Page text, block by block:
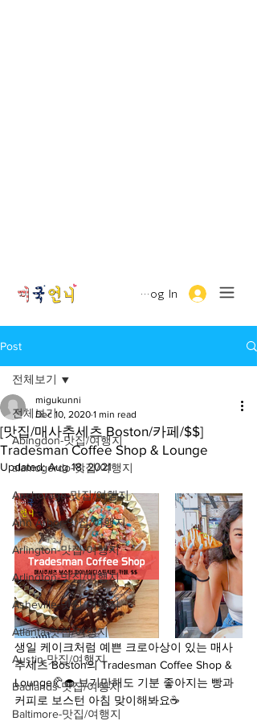
Log In
Post
전체보기
Abingdon-맛집/여행지
alamogordo-맛집/여행지
Anchorage-맛집/여행지
Ann Arbor-맛집/여행지
Arlington-맛집/여행지
Arlington-맛집/여행지
Asheville-맛집/여행지
Atlanta-맛집/여행지
Austin-맛집/여행지
Badlands-맛집/여행지
Baltimore-맛집/여행지
전체보기
[맛집/매사추세츠 Boston/카페/$$]
Tradesman Coffee Shop & Lounge
migukunni
Dec 10, 2020 1 min read
Updated:Aug 18, 2021
생일 케이크처럼 예쁜 크로아상이 있는 매사
추세츠 Boston의 Tradesman Coffee Shop &
Lounge🥐🧁 보기만해도 기분 좋아지는 빵과
커피로 보스턴 아침 맞이해봐요☕️